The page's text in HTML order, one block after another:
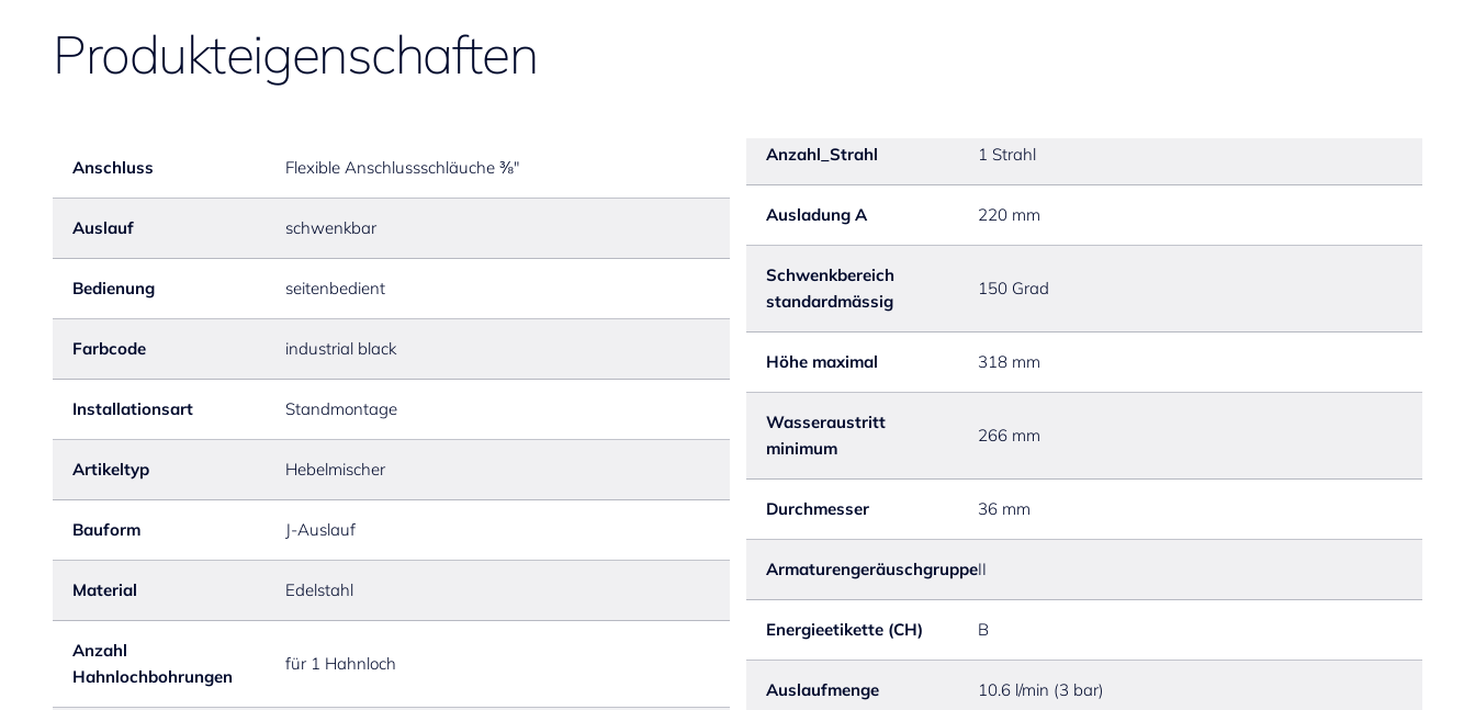
Produkteigenschaften
Anschluss Flexible Anschlussschläuche ⅜"
Auslauf schwenkbar
Bedienung seitenbedient
Farbcode industrial black
Installationsart Standmontage
Artikeltyp Hebelmischer
Bauform J-Auslauf
Material Edelstahl
Anzahl
Hahnlochbohrungen
für 1 Hahnloch
Anzahl_Strahl 1 Strahl
Ausladung A 220 mm
Schwenkbereich
standardmässig
150 Grad
Höhe maximal 318 mm
Wasseraustritt
minimum
266 mm
Durchmesser 36 mm
ArmaturengeräuschgruppeII
Energieetikette (CH) B
Auslaufmenge 10.6 l/min (3 bar)